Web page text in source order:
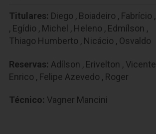
Titulares: Diego , Boiadeiro , Fabrício ,
, Egídio , Michel , Heleno , Edmílson ,
Thiago Humberto , Nicácio , Osvaldo
Reservas: Adílson , Erivelton , Vicente
Enrico , Felipe Azevedo , Roger
Técnico: Vagner Mancini